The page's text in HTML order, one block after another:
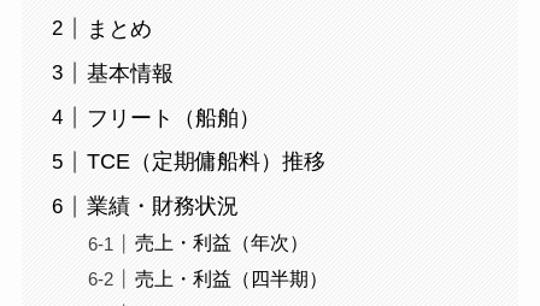
まとめ
基本情報
フリート（船舶）
TCE（定期傭船料）推移
業績・財務状況
売上・利益（年次）
売上・利益（四半期）